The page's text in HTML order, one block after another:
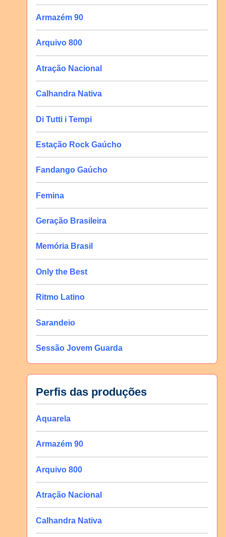
Armazém 90
Arquivo 800
Atração Nacional
Calhandra Nativa
Di Tutti i Tempi
Estação Rock Gaúcho
Fandango Gaúcho
Femina
Geração Brasileira
Memória Brasil
Only the Best
Ritmo Latino
Sarandeio
Sessão Jovem Guarda
Perfis das produções
Aquarela
Armazém 90
Arquivo 800
Atração Nacional
Calhandra Nativa